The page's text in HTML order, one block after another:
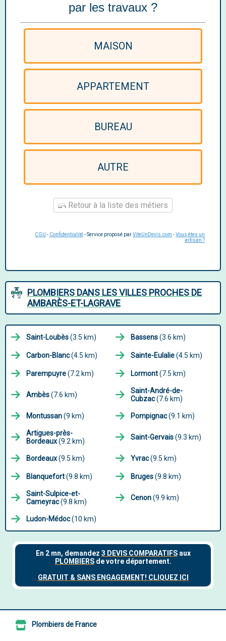
par les travaux ?
MAISON
APPARTEMENT
BUREAU
AUTRE
Retour à la liste des métiers
CGU - Confidentialité- Service proposé parViteUnDevis.com -Vous êtes un
artisan ?
PLOMBIERS DANS LES VILLES PROCHES DE
AMBARÈS-ET-LAGRAVE
Saint-Loubès(3.5 km) Bassens(3.6 km)
Carbon-Blanc(4.5 km) Sainte-Eulalie(4.5 km)
Parempuyre(7.2 km) Lormont(7.5 km)
Ambès(7.6 km)
Saint-André-de-
Cubzac(7.6 km)
Montussan(9 km) Pompignac(9.1 km)
Artigues-près-
Bordeaux(9.2 km) Saint-Gervais(9.3 km)
Bordeaux(9.5 km) Yvrac(9.5 km)
Blanquefort(9.8 km) Bruges(9.8 km)
Saint-Sulpice-et-
Cameyrac(9.8 km) Cenon(9.9 km)
Ludon-Médoc(10 km)
Plombiers de France